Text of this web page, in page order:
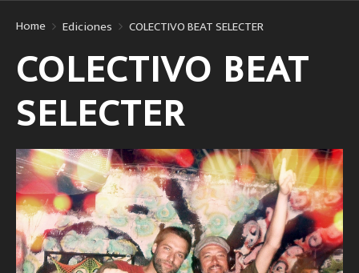
Home Ediciones COLECTIVO BEAT SELECTER
COLECTIVO BEAT
SELECTER